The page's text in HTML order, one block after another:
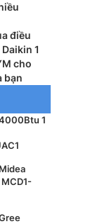
điều
1
cho
bạn
1